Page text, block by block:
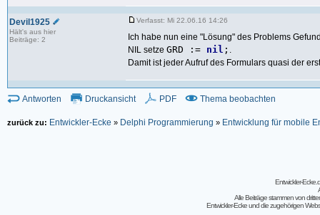
Devil1925
Hält's aus hier
Beiträge: 2
Verfasst: Mi 22.06.16 14:26
Ich habe nun eine "Lösung" des Problems
NIL setze GRD := nil ; .
Damit ist jeder Aufruf des Formulars quasi der
Antworten Druckansicht PDF Thema beobachten
zurück zu: Entwickler-Ecke » Delphi Programmierung » Entwicklung für mobile
Entwickler-
Alle Beiträge stammen von
Entwickler-Ecke und die zugehörigen